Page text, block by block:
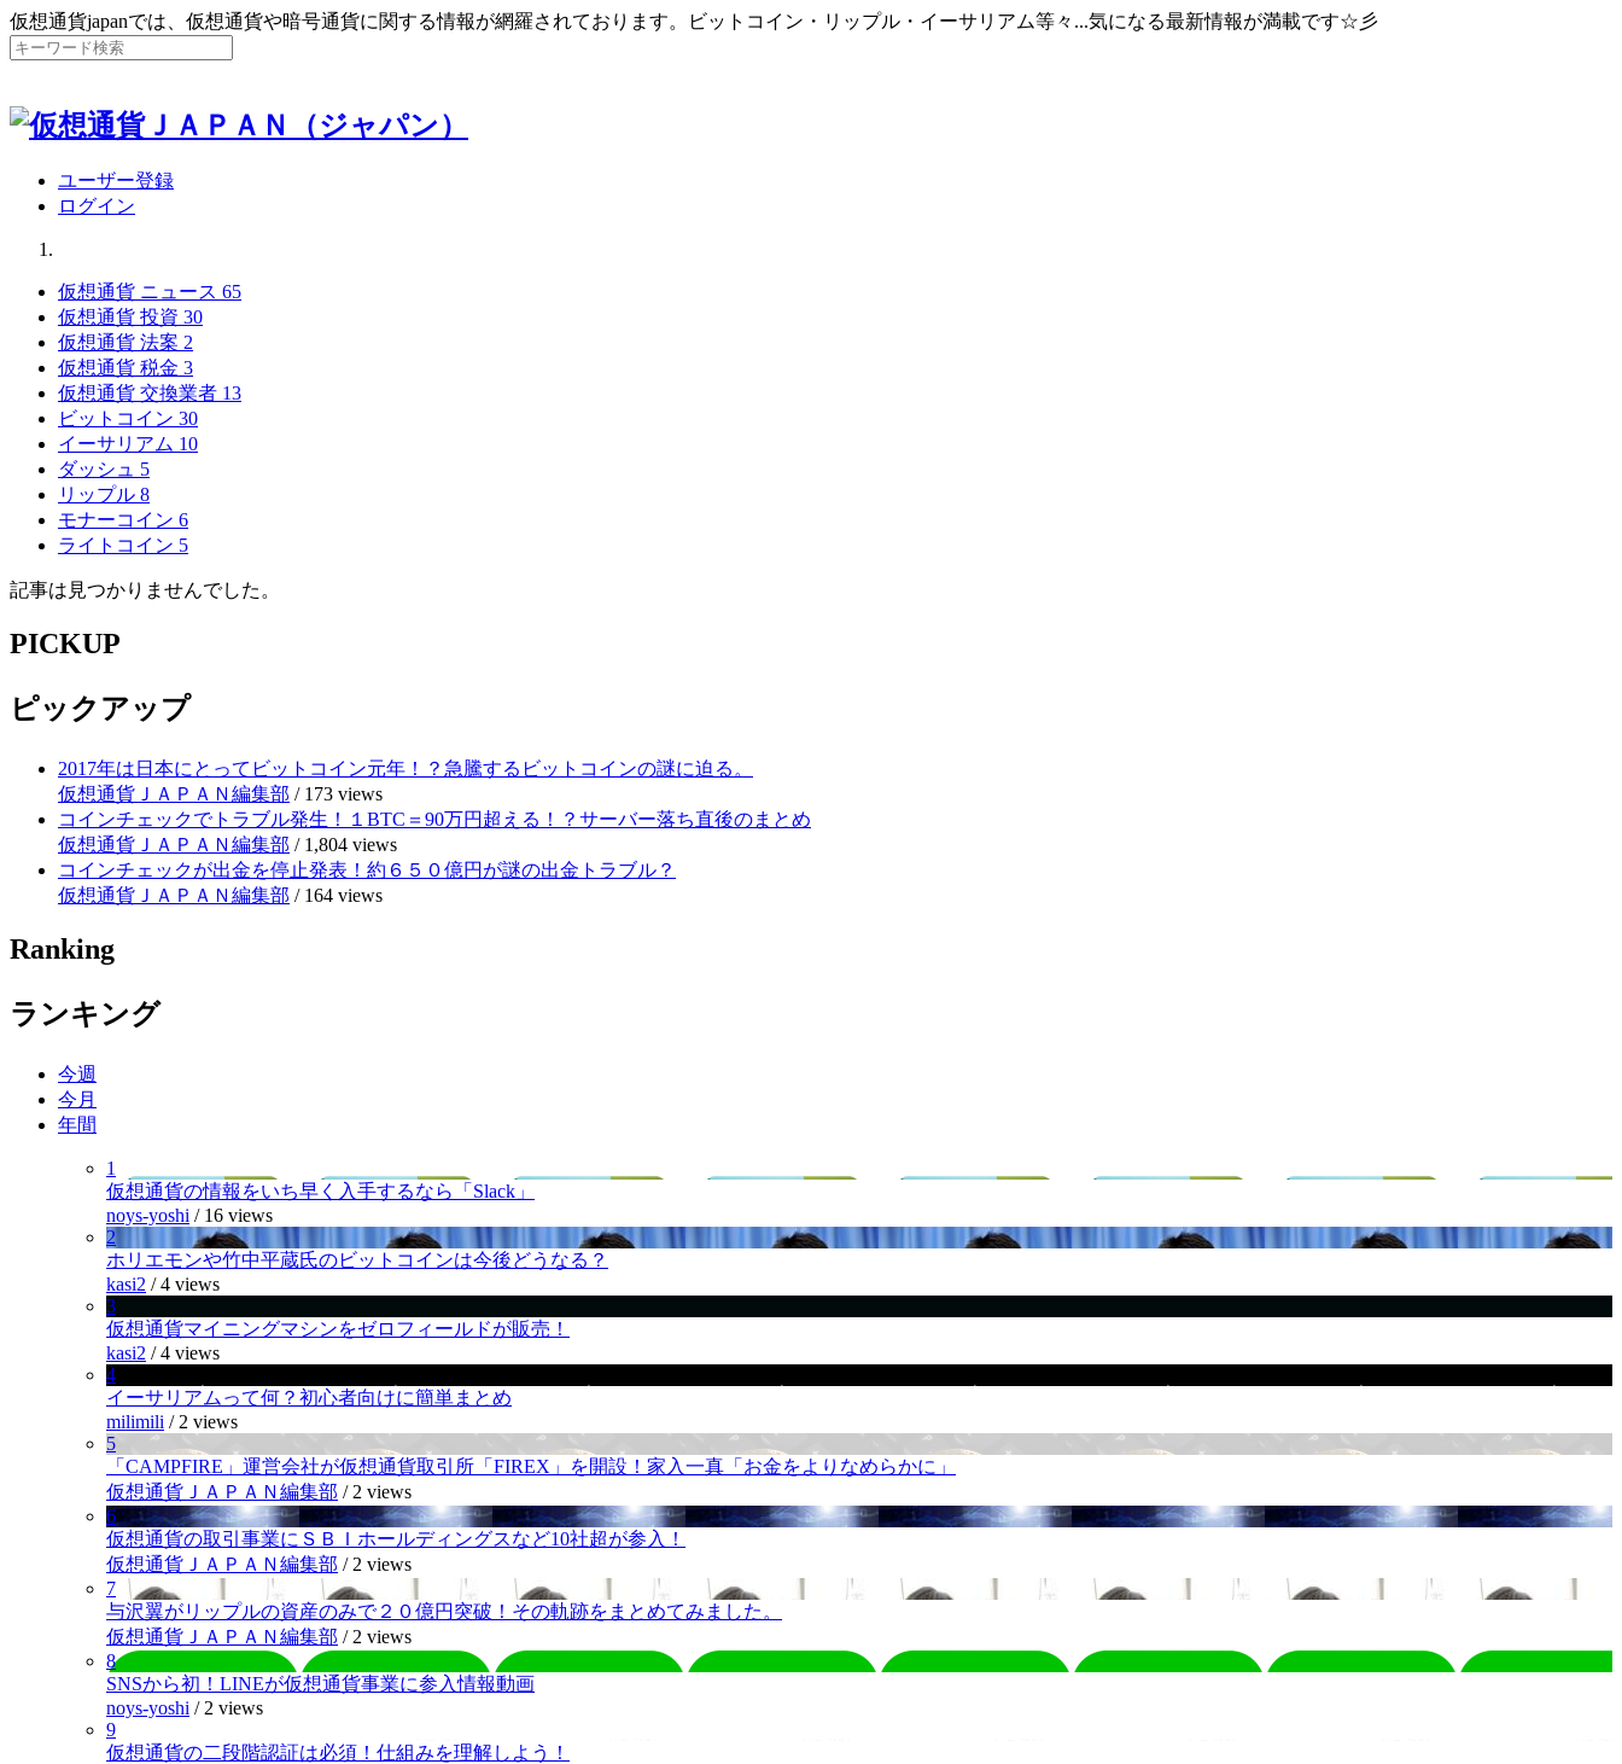
仮想通貨japanでは、仮想通貨や暗号通貨に関する情報が網羅されております。ビットコイン・リップル・イーサリアム等々...気になる最新情報が満載です☆彡
ユーザー登録
ログイン
仮想通貨 ニュース 65
仮想通貨 投資 30
仮想通貨 法案 2
仮想通貨 税金 3
仮想通貨 交換業者 13
ビットコイン 30
イーサリアム 10
ダッシュ 5
リップル 8
モナーコイン 6
ライトコイン 5
記事は見つかりませんでした。
PICKUP
ピックアップ
2017年は日本にとってビットコイン元年！？急騰するビットコインの謎に迫る。
仮想通貨ＪＡＰＡＮ編集部 / 173 views
コインチェックでトラブル発生！１BTC＝90万円超える！？サーバー落ち直後のまとめ
仮想通貨ＪＡＰＡＮ編集部 / 1,804 views
コインチェックが出金を停止発表！約６５０億円が謎の出金トラブル？
仮想通貨ＪＡＰＡＮ編集部 / 164 views
Ranking
ランキング
今週
今月
年間
1
仮想通貨の情報をいち早く入手するなら「Slack」
noys-yoshi / 16 views
2
ホリエモンや竹中平蔵氏のビットコインは今後どうなる？
kasi2 /4 views
3
仮想通貨マイニングマシンをゼロフィールドが販売！
kasi2 /4 views
4
イーサリアムって何？初心者向けに簡単まとめ
milimili / 2 views
5
「CAMPFIRE」運営会社が仮想通貨取引所「FIREX」を開設！家入一真「お金をよりなめらかに」
仮想通貨ＪＡＰＡＮ編集部 / 2 views
6
仮想通貨の取引事業にＳＢＩホールディングスなど10社超が参入！
仮想通貨ＪＡＰＡＮ編集部 / 2 views
7
与沢翼がリップルの資産のみで２０億円突破！その軌跡をまとめてみました。
仮想通貨ＪＡＰＡＮ編集部 / 2 views
8
SNSから初！LINEが仮想通貨事業に参入情報動画
noys-yoshi / 2 views
9
仮想通貨の二段階認証は必須！仕組みを理解しよう！